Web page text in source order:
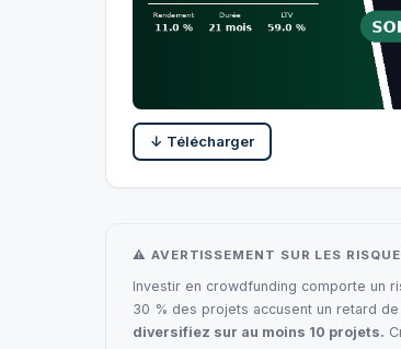
↓ Télécharger
⚠ AVERTISSEMENT SUR LES
Investir en crowdfunding comporte un
30 % des projets accusent un retard
diversifiez sur au moins 10 projets.